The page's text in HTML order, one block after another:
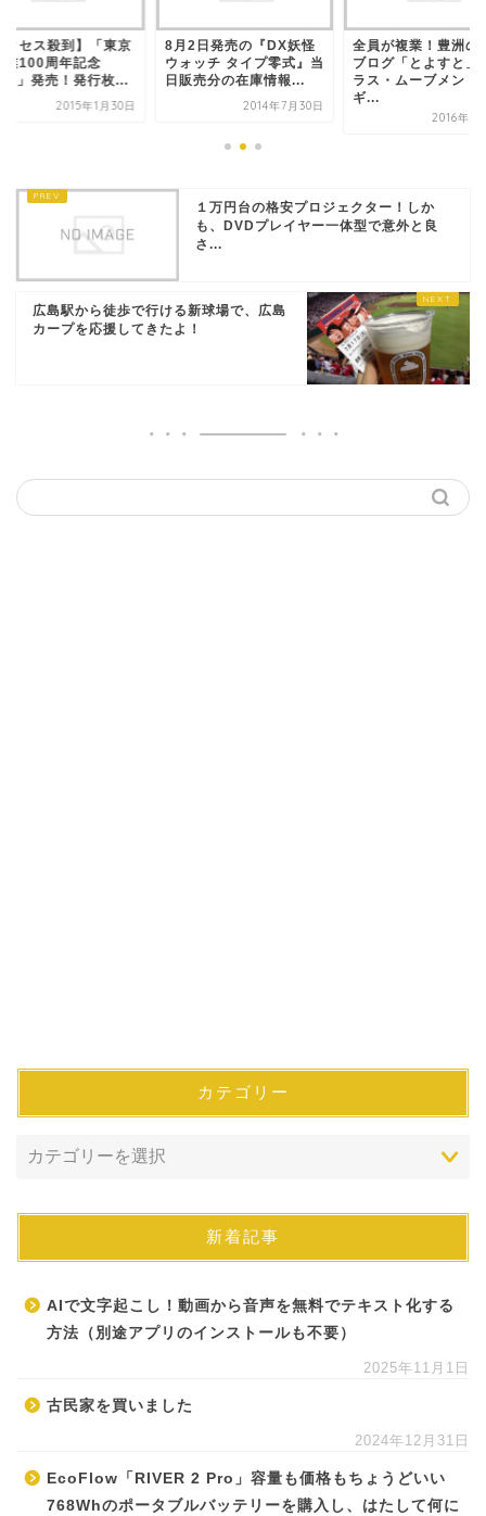
クセス殺到】「東京
業100周年記念
」発売！発行枚...
2015年1月30日
8月2日発売の『DX妖怪
ウォッチ タイプ零式』当
日販売分の在庫情報...
2014年7月30日
全員が複業！豊洲の
ブログ「とよすと」
ラス・ムーブメント
ギ...
2016年4
１万円台の格安プロジェクター！しか
も、DVDプレイヤー一体型で意外と良
さ...
広島駅から徒歩で行ける新球場で、広島
カープを応援してきたよ！
カテゴリー
新着記事
AIで文字起こし！動画から音声を無料でテキスト化する
方法（別途アプリのインストールも不要）
2025年11月1日
古民家を買いました
2024年12月31日
EcoFlow「RIVER 2 Pro」容量も価格もちょうどいい
768Whのポータブルバッテリーを購入し、はたして何に